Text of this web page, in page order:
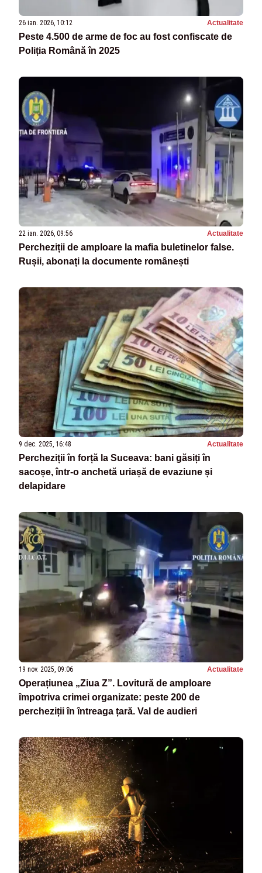
26 ian. 2026, 10:12 Actualitate
Peste 4.500 de arme de foc au fost confiscate de
Poliția Română în 2025
22 ian. 2026, 09:56 Actualitate
Percheziții de amploare la mafia buletinelor false.
Rușii, abonați la documente românești
9 dec. 2025, 16:48 Actualitate
Percheziții în forță la Suceava: bani găsiți în
sacoșe, într-o anchetă uriașă de evaziune și
delapidare
19 nov. 2025, 09:06 Actualitate
Operațiunea „Ziua Z”. Lovitură de amploare
împotriva crimei organizate: peste 200 de
percheziții în întreaga țară. Val de audieri